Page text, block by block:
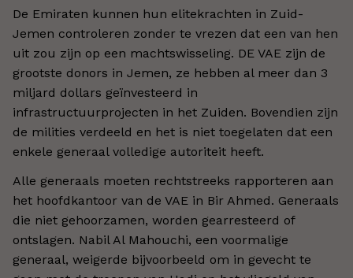
De Emiraten kunnen hun elitekrachten in Zuid-
Jemen controleren zonder te vrezen dat een van hen
uit zou zijn op een machtswisseling. DE VAE zijn de
grootste donors in Jemen, ze hebben al meer dan 3
miljard dollars geïnvesteerd in
infrastructuurprojecten in het Zuiden. Bovendien zijn
de milities verdeeld en het is niet toegelaten dat een
enkele generaal volledige autoriteit heeft.
Alle generaals moeten rechtstreeks rapporteren aan
het hoofdkantoor van de VAE in Bir Ahmed. Generaals
die niet gehoorzamen, worden gearresteerd of
ontslagen. Nabil Al Mahouchi, een voormalige
generaal, weigerde bijvoorbeeld om in gevecht te